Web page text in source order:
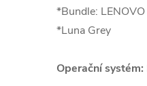
*Bundle:
*Luna Grey
Operační systém: